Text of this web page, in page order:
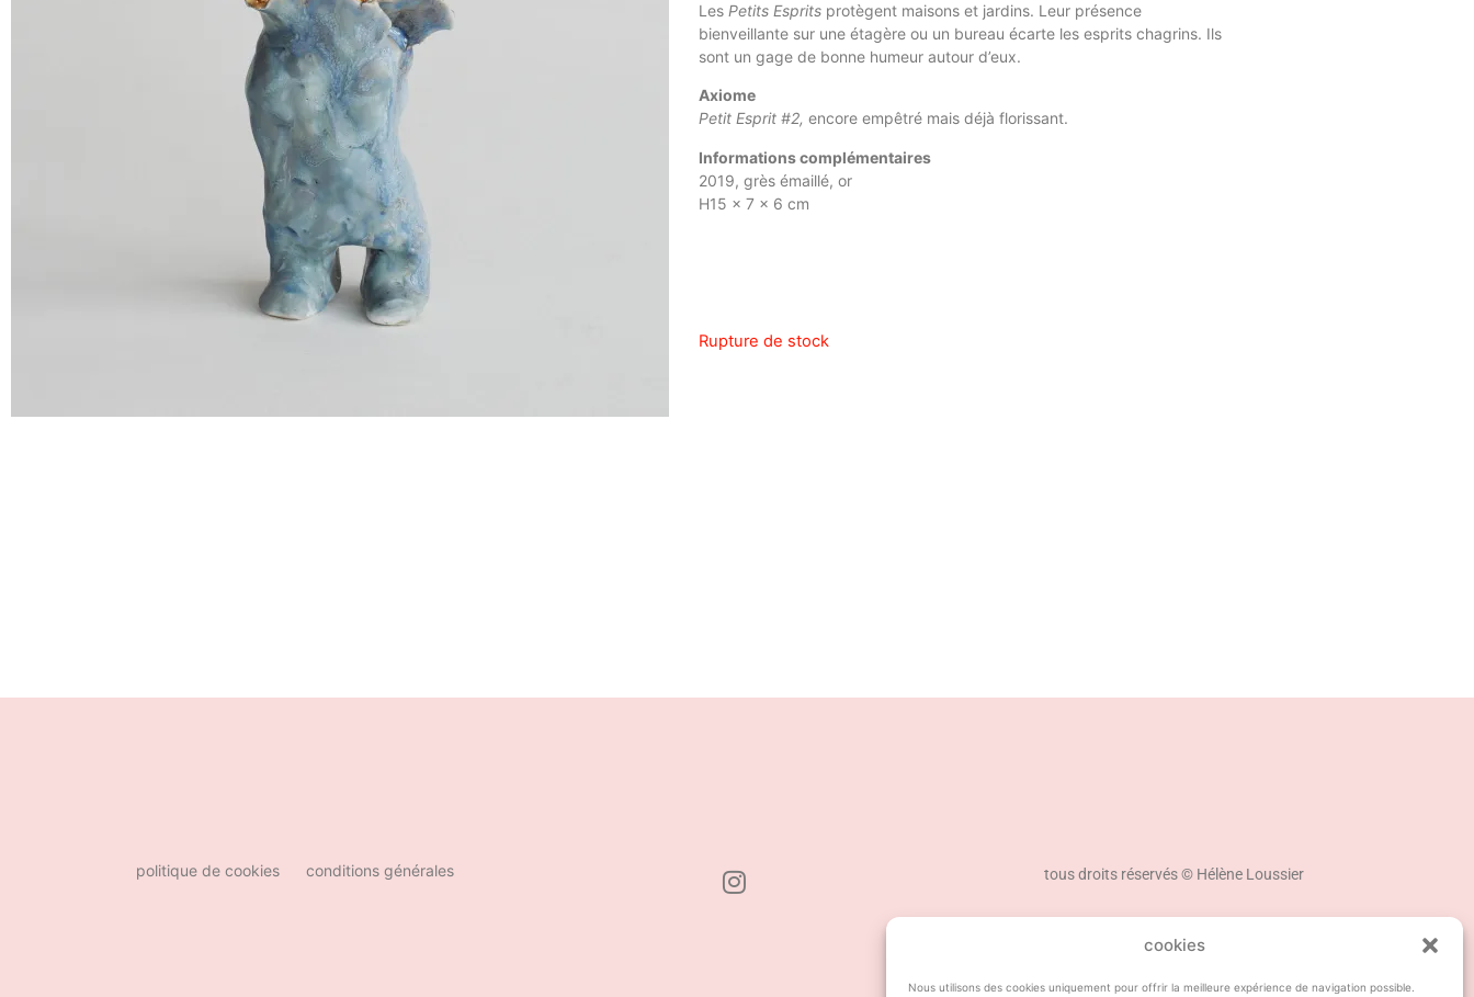
cookies
Nous utilisons des cookies uniquement pour offrir la meilleure expérience de navigation possible.
Les Petits Espritsprotègent maisons et jardins. Leur présence
bienveillante sur une étagère ou un bureau écarte les esprits chagrins. Ils
sont un gage de bonne humeur autour d’eux.
Axiome
Petit Esprit #2, encore empêtré mais déjà florissant.
Informations complémentaires
2019, grès émaillé, or
H15 x 7 x 6 cm
Rupture de stock
politique de cookies conditions générales tous droits réservés © Hélène Loussier